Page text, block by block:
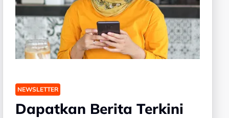
NEWSLETTER
Dapatkan Berita Terkini